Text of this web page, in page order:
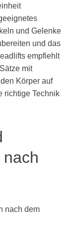
und Gelenke
und das
empfiehlt
mit
Körper auf
richtige Technik
nach dem